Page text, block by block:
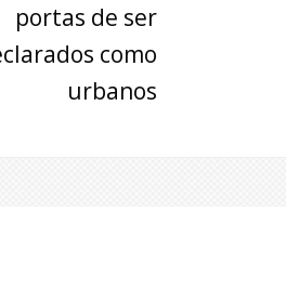
portas de ser
como
urbanos